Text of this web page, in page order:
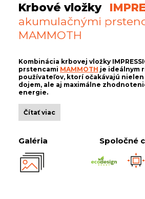
Krbové vložky
akumulačnými
MAMMOTH
Kombinácia krbovej vložky
prstencami MAMMOTH je ideálnym
používateľov, ktorí očakávajú
dojem, ale aj maximálne
energie.
Čítať viac
Galéria Spoločné